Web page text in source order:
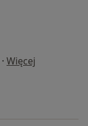
· Więcej